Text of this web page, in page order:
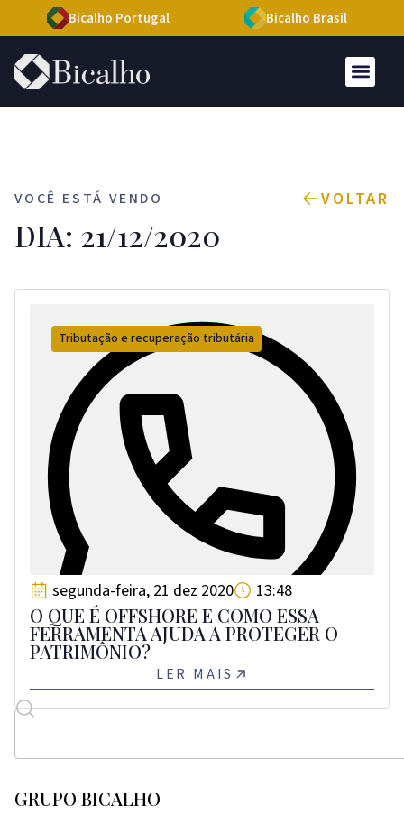
Bicalho Portugal Bicalho Brasil
VOCÊ ESTÁ VENDO VOLTAR
DIA: 21/12/2020
Tributação e recuperação tributária
segunda-feira, 21 dez 2020 13:48
O QUE É OFFSHORE E COMO ESSA
FERRAMENTA AJUDA A PROTEGER O
PATRIMÔNIO?
LER MAIS
GRUPO BICALHO